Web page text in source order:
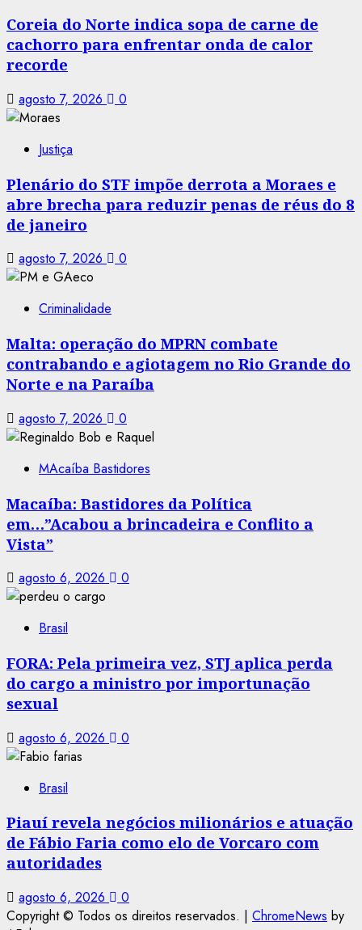
Coreia do Norte indica sopa de carne de
cachorro para enfrentar onda de calor
recorde
agosto 7, 2026 0
Justiça
Plenário do STF impõe derrota a Moraes e
abre brecha para reduzir penas de réus do 8
de janeiro
agosto 7, 2026 0
Criminalidade
Malta: operação do MPRN combate
contrabando e agiotagem no Rio Grande do
Norte e na Paraíba
agosto 7, 2026 0
MAcaíba Bastidores
Macaíba: Bastidores da Política
em…”Acabou a brincadeira e Conflito a
Vista”
agosto 6, 2026 0
Brasil
FORA: Pela primeira vez, STJ aplica perda
do cargo a ministro por importunação
sexual
agosto 6, 2026 0
Brasil
Piauí revela negócios milionários e atuação
de Fábio Faria como elo de Vorcaro com
autoridades
agosto 6, 2026
0
Copyright © Todos os direitos reservados. | ChromeNews by